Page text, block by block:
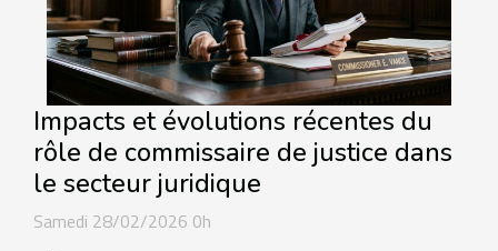
Impacts et évolutions récentes du
rôle de commissaire de justice dans
le secteur juridique
Samedi 28/02/2026 0h